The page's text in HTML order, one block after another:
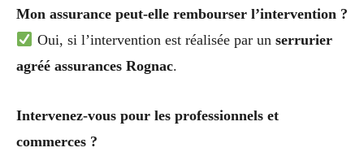
Mon assurance peut-elle rembourser l’intervention ?
Oui, si l’intervention est réalisée par un serrurier
agréé assurances Rognac.
Intervenez-vous pour les professionnels et
commerces ?